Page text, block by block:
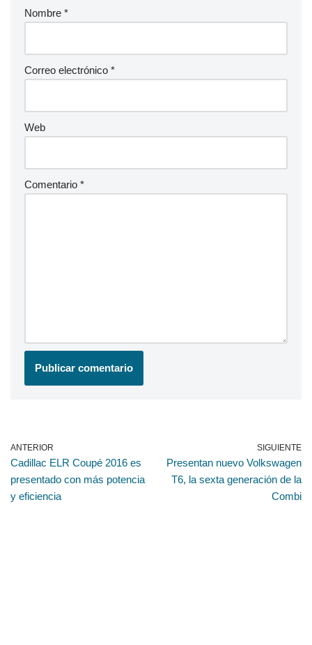
Nombre *
Correo electrónico *
Web
Comentario *
ANTERIOR
Cadillac ELR Coupé 2016 es
presentado con más potencia
y eficiencia
SIGUIENTE
Presentan nuevo Volkswagen
T6, la sexta generación de la
Combi